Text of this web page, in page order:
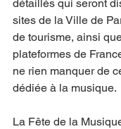
détaillés qui seront
sites de la Ville de
de tourisme, ainsi
plateformes de
ne rien manquer de
dédiée à la musique.
La Fête de la